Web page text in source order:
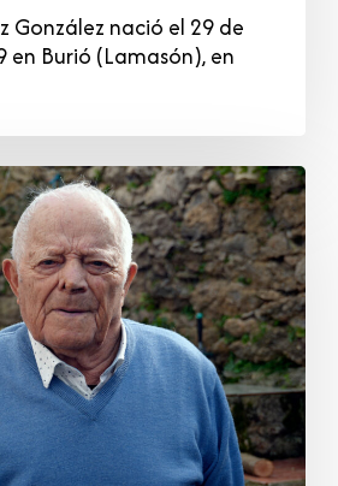
González nació el 29 de
en Burió (Lamasón), en